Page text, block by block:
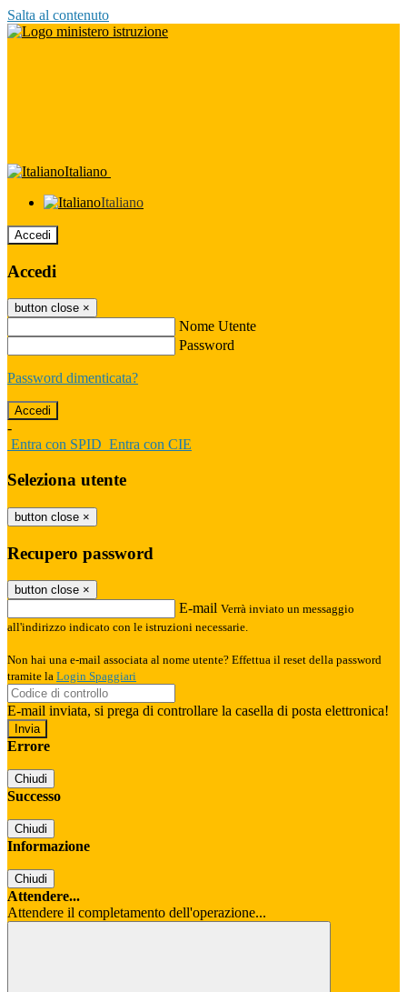
Salta al contenuto
Italiano
Italiano
Accedi
Accedi
button close ×
Nome Utente
Password
Password dimenticata?
-
Entra con SPID Entra con CIE
Seleziona utente
button close ×
Recupero password
button close ×
E-mail Verrà inviato un messaggio
all'indirizzo indicato con le istruzioni necessarie.
Non hai una e-mail associata al nome utente? Effettua il reset della password
tramite la Login Spaggiari
E-mail inviata, si prega di controllare la casella di posta elettronica!
Errore
Chiudi
Successo
Chiudi
Informazione
Chiudi
Attendere...
Attendere il completamento dell'operazione...